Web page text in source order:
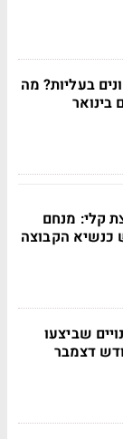
בעליות? מה
בינואר
קלי: מנחם
כנשיא הקבוצה
שביצעו
דצמבר